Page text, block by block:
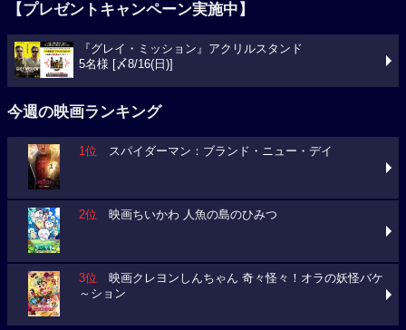
【プレゼントキャンペーン実施中】
『グレイ・ミッション』アクリルスタンド
5名様 [〆8/16(日)]
今週の映画ランキング
1位 スパイダーマン：ブランド・ニュー・デイ
2位 映画ちいかわ 人魚の島のひみつ
3位 映画クレヨンしんちゃん 奇々怪々！オラの妖怪バケ
～ション